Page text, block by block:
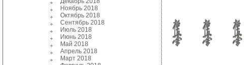
Ноябрь 2018
Октябрь 2018
Сентябрь 2018
Июль 2018
Июнь 2018
Май 2018
Апрель 2018
Март 2018